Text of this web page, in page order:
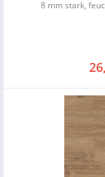
8 mm stark,